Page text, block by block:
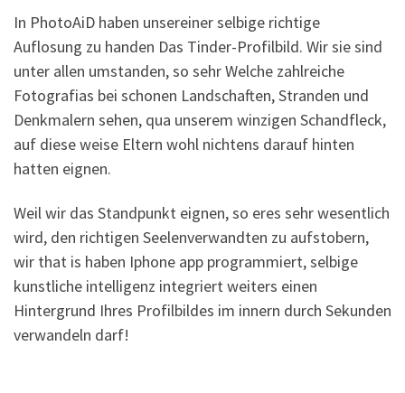
In PhotoAiD haben unsereiner selbige richtige
Auflosung zu handen Das Tinder-Profilbild. Wir sie sind
unter allen umstanden, so sehr Welche zahlreiche
Fotografi­as bei schonen Landschaften, Stranden und
Denkmalern sehen, qua unserem winzigen Schandfleck,
auf diese weise Eltern wohl nichtens darauf hinten
hatten eignen.
Weil wir das Standpunkt eignen, so eres sehr wesentlich
wird, den richtigen Seelenverwandten zu aufstobern,
wir that is haben Iphone app programmiert, selbige
kunstliche intelligenz integriert weiters einen
Hintergrund Ihres Profilbildes im innern durch Sekunden
verwandeln darf!